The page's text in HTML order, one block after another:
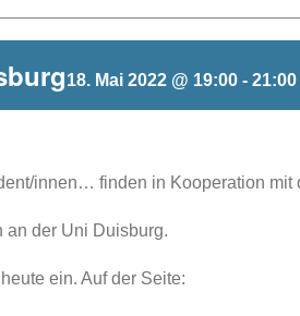
18. Mai 2022 @ 19:00 - 21:00
innen… finden in Kooperation mit
an der Uni Duisburg.
ein. Auf der Seite: